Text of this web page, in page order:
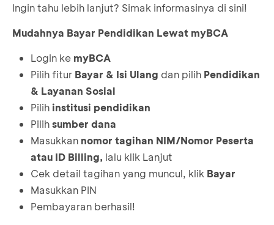
Ingin tahu lebih lanjut? Simak informasinya di sini!
Mudahnya Bayar Pendidikan Lewat myBCA
Login ke myBCA
Pilih fitur Bayar & Isi Ulang dan pilih Pendidikan
& Layanan Sosial
Pilih institusi pendidikan
Pilihsumber dana
Masukkan nomor tagihan NIM/Nomor Peserta
atau ID Billing, lalu klik Lanjut
Cek detail tagihan yang muncul, klik Bayar
Masukkan PIN
Pembayaran berhasil!